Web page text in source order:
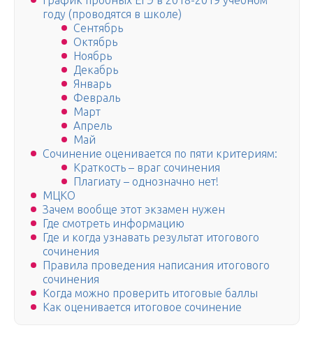
году (проводятся в школе)
Сентябрь
Октябрь
Ноябрь
Декабрь
Январь
Февраль
Март
Апрель
Май
Сочинение оценивается по пяти критериям:
Краткость – враг сочинения
Плагиату – однозначно нет!
МЦКО
Зачем вообще этот экзамен нужен
Где смотреть информацию
Где и когда узнавать результат итогового
сочинения
Правила проведения написания итогового
сочинения
Когда можно проверить итоговые баллы
Как оценивается итоговое сочинение